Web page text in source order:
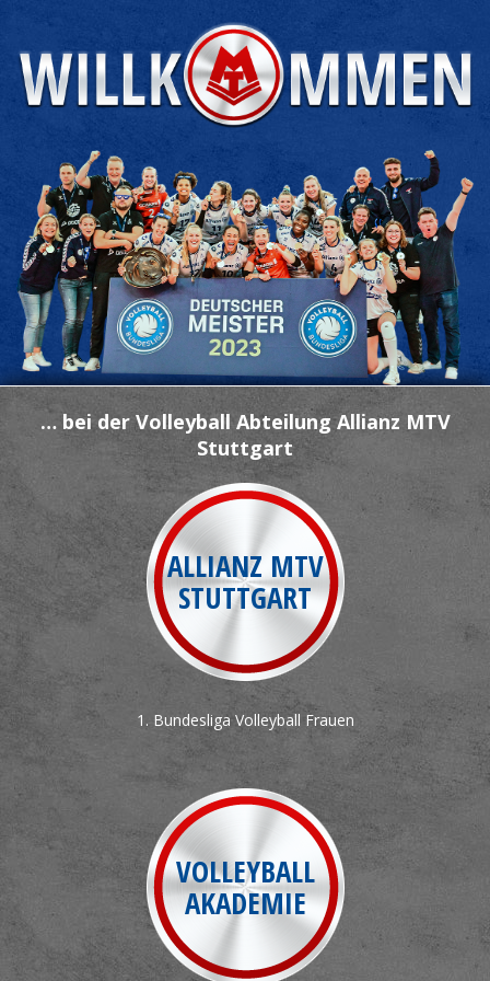
… bei der Volleyball Abteilung Allianz MTV
Stuttgart
ALLIANZ MTV
STUTTGART
1. Bundesliga Volleyball Frauen
VOLLEYBALL
AKADEMIE